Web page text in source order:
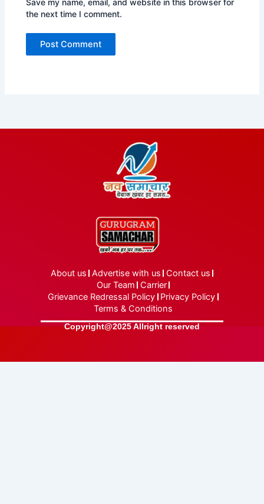
Save my name, email, and website in this browser for
the next time I comment.
About us Advertise with us Contact us
Our Team Carrier
Grievance Redressal Policy Privacy Policy
Terms & Conditions
Copyright@2025 Allright reserved